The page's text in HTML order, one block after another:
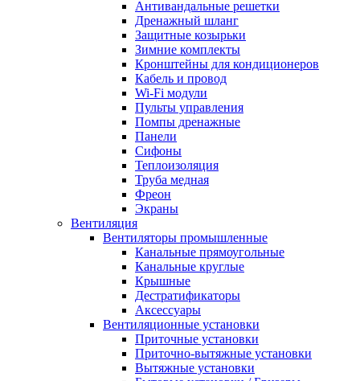
Антивандальные решетки
Дренажный шланг
Защитные козырьки
Зимние комплекты
Кронштейны для кондиционеров
Кабель и провод
Wi-Fi модули
Пульты управления
Помпы дренажные
Панели
Сифоны
Теплоизоляция
Труба медная
Фреон
Экраны
Вентиляция
Вентиляторы промышленные
Канальные прямоугольные
Канальные круглые
Крышные
Дестратификаторы
Аксессуары
Вентиляционные установки
Приточные установки
Приточно-вытяжные установки
Вытяжные установки